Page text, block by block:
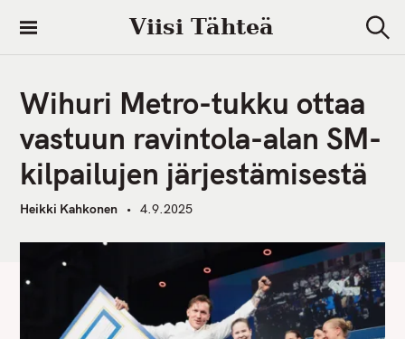
i
Viisi Tähteä
e
Wihuri Metro-tukku ottaa
vastuun ravintola-alan SM-
kilpailujen järjestämisestä
Heikki Kahkonen 4.9.2025